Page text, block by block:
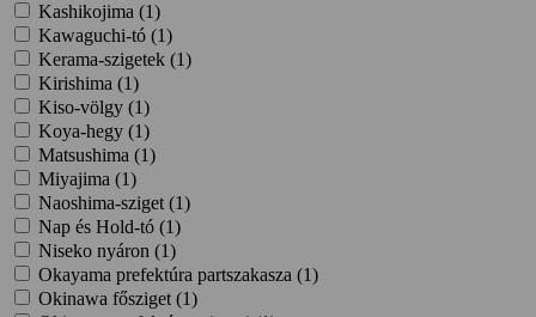
Kashikojima (1)
Kawaguchi-tó (1)
Kerama-szigetek (1)
Kirishima (1)
Kiso-völgy (1)
Koya-hegy (1)
Matsushima (1)
Miyajima (1)
Naoshima-sziget (1)
Nap és Hold-tó (1)
Niseko nyáron (1)
Okayama prefektúra partszakasza (1)
Okinawa fősziget (1)